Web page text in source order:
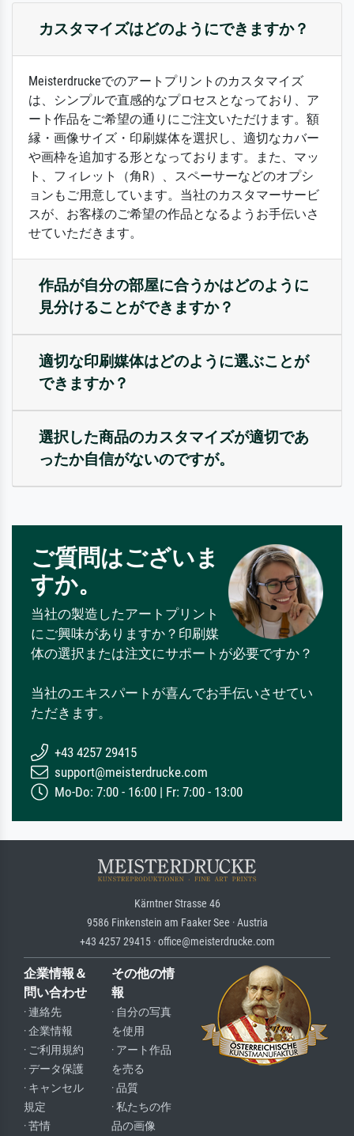
カスタマイズはどのようにできますか？
Meisterdruckeでのアートプリントのカスタマイズ
は、シンプルで直感的なプロセスとなっており、ア
ート作品をご希望の通りにご注文いただけます。額
縁・画像サイズ・印刷媒体を選択し、適切なカバー
や画枠を追加する形となっております。また、マッ
ト、フィレット（角R）、スペーサーなどのオプシ
ョンもご用意しています。当社のカスタマーサービ
スが、お客様のご希望の作品となるようお手伝いさ
せていただきます。
作品が自分の部屋に合うかはどのように
見分けることができますか？
適切な印刷媒体はどのように選ぶことが
できますか？
選択した商品のカスタマイズが適切であ
ったか自信がないのですが。
ご質問はございま
すか。
当社の製造したアートプリント
にご興味がありますか？印刷媒
体の選択または注文にサポートが必要ですか？
当社のエキスパートが喜んでお手伝いさせてい
ただきます。
+43 4257 29415
support@meisterdrucke.com
Mo-Do: 7:00 - 16:00 | Fr: 7:00 - 13:00
Kärntner Strasse 46
9586 Finkenstein am Faaker See · Austria
+43 4257 29415 · office@meisterdrucke.com
企業情報＆
問い合わせ
· 連絡先
· 企業情報
· ご利用規約
· データ保護
· キャンセル
規定
· 苦情
その他の情
報
· 自分の写真
を使用
· アート作品
を売る
· 品質
· 私たちの作
品の画像